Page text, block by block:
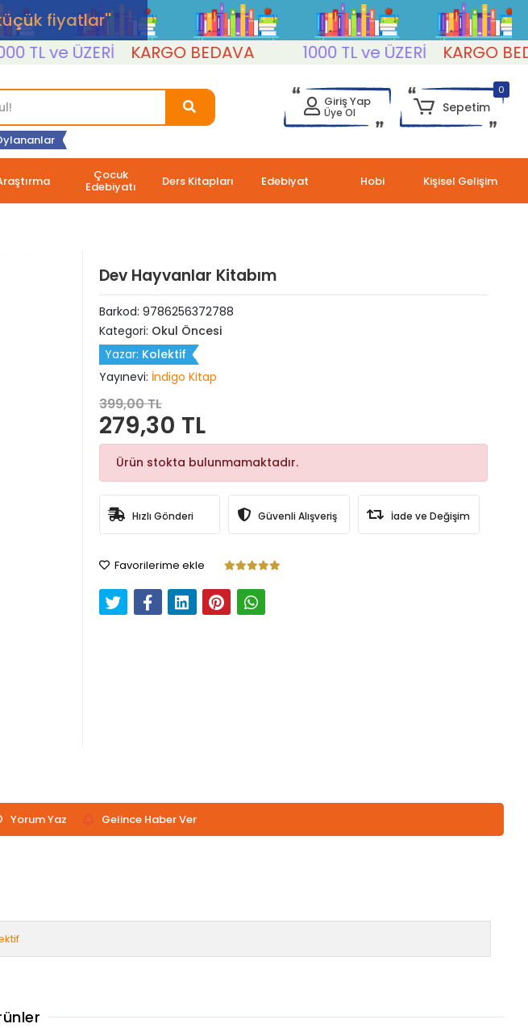
küçük fiyatlar''
TL ve ÜZERİ KARGO BEDAVA 1000 TL ve ÜZERİ KARGO
Giriş Yap
Üye Ol
0
Sepetim
Çocuk
Edebiyatı Ders Kitapları Edebiyat Hobi Kişisel Gelişim
Dev Hayvanlar Kitabım
Barkod: 9786256372788
Kategori: Okul Öncesi
Yazar: Kolektif
Yayınevi: İndigo Kitap
399,00 TL
279,30 TL
Ürün stokta bulunmamaktadır.
Hızlı Gönderi Güvenli Alışveriş İade ve Değişim
Favorilerime ekle
Yorum Yaz Gelince Haber Ver